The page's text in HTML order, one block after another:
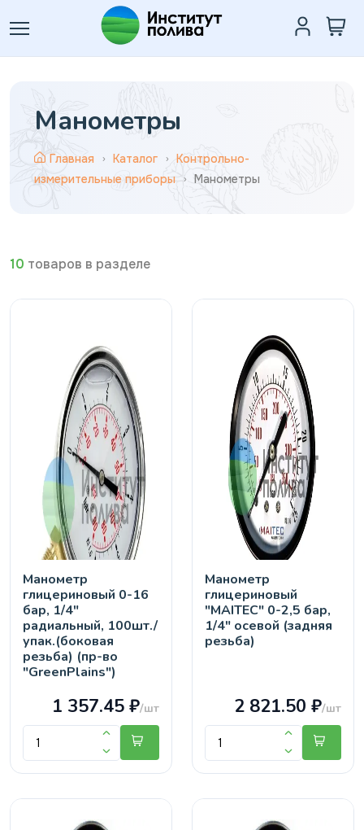
Манометры
Главная Каталог
Контрольно-
измерительные приборы
Манометры
10 товаров в разделе
Манометр
глицериновый 0-16
бар, 1/4"
радиальный, 100шт./
упак.(боковая
резьба) (пр-во
"GreenPlains")
1 357.45 ₽/шт
Манометр
глицериновый
"MAITEC" 0-2,5 бар,
1/4" осевой (задняя
резьба)
2 821.50 ₽/шт